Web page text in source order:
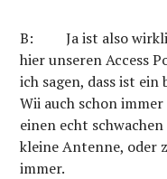
B:
Ja ist also
hier unseren Access
ich sagen, dass ist ein
Wii auch schon
einen echt
kleine Antenne, oder
immer.